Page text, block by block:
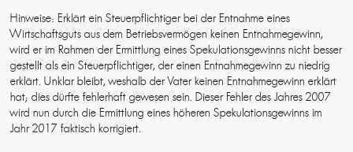
Hinweise: Erklärt ein Steuerpflichtiger bei der Entnahme eines
Wirtschaftsguts aus dem Betriebsvermögen keinen Entnahmegewinn,
wird er im Rahmen der Ermittlung eines Spekulationsgewinns nicht besser
gestellt als ein Steuerpflichtiger, der einen Entnahmegewinn zu niedrig
erklärt. Unklar bleibt, weshalb der Vater keinen Entnahmegewinn erklärt
hat; dies dürfte fehlerhaft gewesen sein. Dieser Fehler des Jahres 2007
wird nun durch die Ermittlung eines höheren Spekulationsgewinns im
Jahr 2017 faktisch korrigiert.